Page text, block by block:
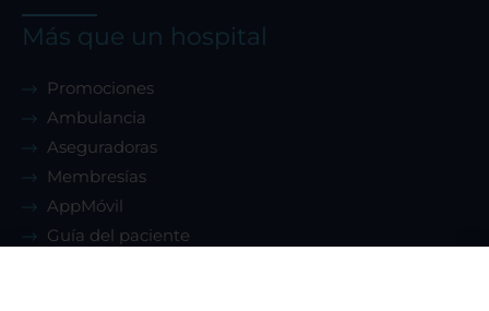
Más que un hospital
Promociones
Ambulancia
Aseguradoras
Membresías
AppMóvil
Guía del paciente